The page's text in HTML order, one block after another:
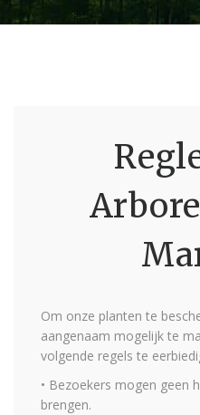
Om onze planten te
aangenaam mogelijk te
volgende regels te
• Bezoekers mogen geen
brengen.